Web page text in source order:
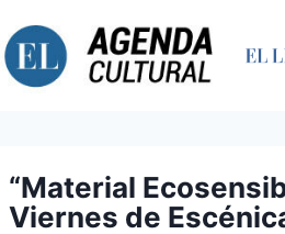
al
contenido
“Material
Viernes de